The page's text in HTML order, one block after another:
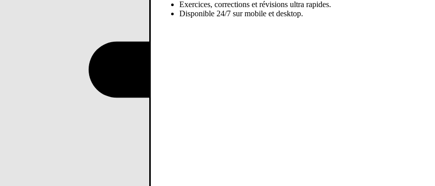
Exercices, corrections et révisions ultra rapides.
Disponible 24/7 sur mobile et desktop.